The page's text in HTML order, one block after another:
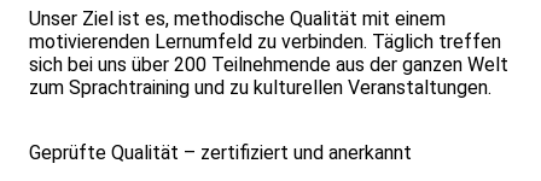
Unser Ziel ist es, methodische Qualität mit einem
motivierenden Lernumfeld zu verbinden. Täglich treffen
sich bei uns über 200 Teilnehmende aus der ganzen Welt
zum Sprachtraining und zu kulturellen Veranstaltungen.
Geprüfte Qualität – zertifiziert und anerkannt